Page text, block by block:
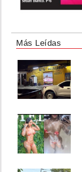
Más Leídas